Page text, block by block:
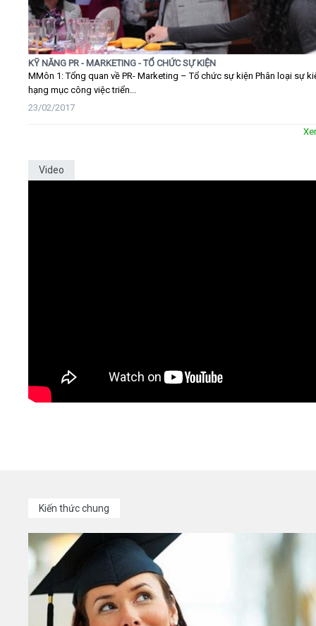
KỸ NĂNG PR - MARKETING - TỔ CHỨC SỰ KIỆN
MMôn 1: Tổng quan về PR- Marketing – Tổ chức sự kiện Phân loại sự
hạng mục công việc triển...
23/02/2017
Video
Kiến thức chung